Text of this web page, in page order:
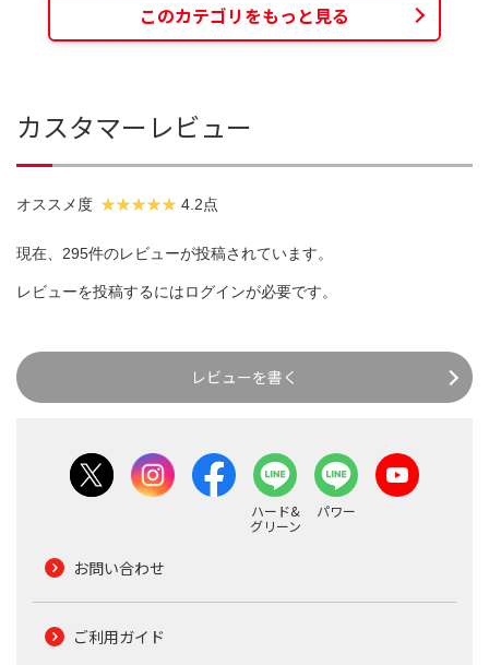
このカテゴリをもっと見る
カスタマーレビュー
オススメ度 4.2点
現在、295件のレビューが投稿されています。
レビューを投稿するにはログインが必要です。
レビューを書く
ハード&
グリーン
パワー
お問い合わせ
ご利用ガイド